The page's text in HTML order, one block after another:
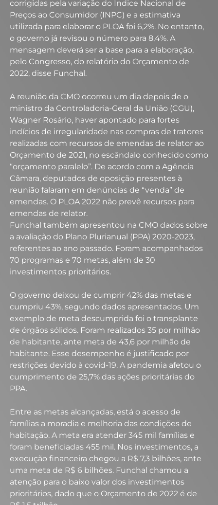
corrigidas pela variação do Índice Nacional de
Preços ao Consumidor (INPC) e a estimativa
utilizada para elaborar o PLOA foi 6,2%. No entanto,
o governo já revisou o número para 8,4%. A
mensagem deverá ser a base para a elaboração,
pelo Congresso, do relatório do Orçamento de
2022, disse Funchal.
A reunião da CMO ocorreu um dia depois de o
ministro da Controladoria-Geral da União (CGU),
Wagner Rosário, haver apontado para fortes
indícios de irregularidade nas compras de tratores
realizadas com recursos de emendas de relator ao
Orçamento de 2021, no escândalo conhecido como
“orçamento paralelo”. De acordo com a Agência
Câmara, deputados de oposição presentes à
reunião falaram em denúncias de “venda” de
emendas. O PLOA 2022 não prevê recursos para
emendas de relator.
Funchal também apresentou na CMO dados sobre
a avaliação do Plano Plurianual (PPA) 2020-2023,
referentes ao ano passado. Foram acompanhados
70 programas e 70 metas, além de 30
investimentos prioritários.
O governo deixou de cumprir 42% das metas e
cumpriu 43%, segundo dados apresentados. Um
exemplo de meta descumprida foi o transplante
de órgãos sólidos. Foram realizados 35 por milhão
de habitante, ante meta de 43,6 por milhão de
habitante. Esse desempenho é justificado por
restrições devido à covid-19. A pandemia afetou o
cumprimento de 25,7% das ações prioritárias do
PPA.
Entre as metas alcançadas, está o acesso de
famílias a moradia e melhoria das condições de
habitação. A meta era atender 345 mil famílias e
foram beneficiadas 455 mil. Nos investimentos, a
execução financeira chegou a R$ 7,3 bilhões, ante
uma meta de R$ 6 bilhões. Funchal chamou a
atenção para o baixo valor dos investimentos
prioritários, dado que o Orçamento de 2022 é de